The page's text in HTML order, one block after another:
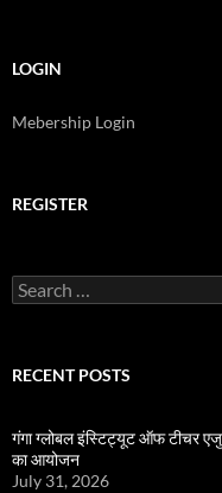
LOGIN
Mebership Login
REGISTER
Search
for:
RECENT POSTS
गंगा ग्लोबल इंस्टिट्यूट ऑफ टीचर
का आयोजन
July 31, 2026